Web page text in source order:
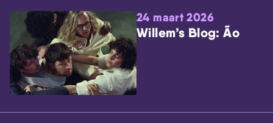
24 maart 2026
Willem’s Blog: Ão